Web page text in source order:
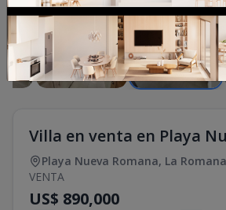
Villa en venta en Playa
Playa Nueva Romana, La Romana
VENTA
US$ 890,000